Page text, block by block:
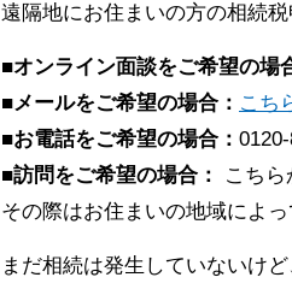
遠隔地にお住まいの方の相続
■オンライン面談をご希望の場
■メールをご希望の場合： こち
■お電話をご希望の場合：
■訪問をご希望の場合：
こちら
その際はお住まいの地域によ
まだ相続は発生していないけ